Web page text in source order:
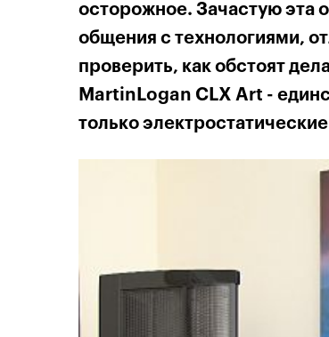
осторожное. Зачастую эта
общения с технологиями,
проверить, как обстоят
MartinLogan CLX Art -
только